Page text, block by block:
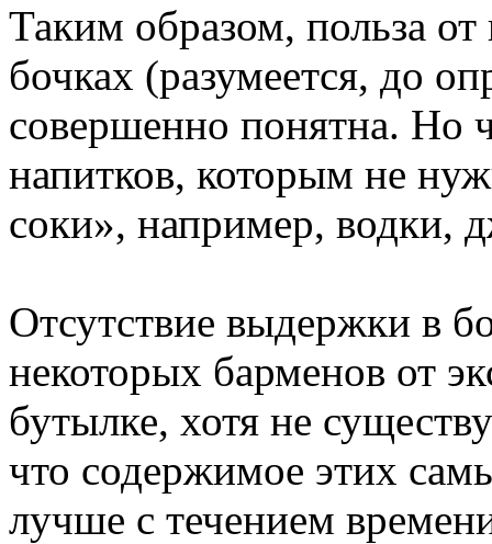
Таким образом, польза
бочках (разумеется, до
совершенно понятна. Но
напитков, которым не
соки», например, водки,
Отсутствие выдержки в
некоторых барменов от
бутылке, хотя не
что содержимое этих
лучше с течением